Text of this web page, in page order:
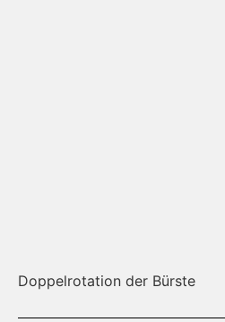
Doppelrotation der Bürste